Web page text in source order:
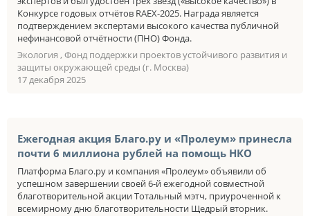
Конкурсе годовых отчётов RAEX-2025. Награда является
подтверждением экспертами высокого качества публичной
нефинансовой отчётности (ПНО) Фонда.
Экология , Фонд поддержки проектов устойчивого развития и
защиты окружающей среды (г. Москва)
17 декабря 2025
Ежегодная акция Благо.ру и «Пролеум» принесла
почти 6 миллиона рублей на помощь НКО
Платформа Благо.ру и компания «Пролеум» объявили об
успешном завершении своей 6-й ежегодной совместной
благотворительной акции Тотальный мэтч, приуроченной к
всемирному дню благотворительности Щедрый вторник.